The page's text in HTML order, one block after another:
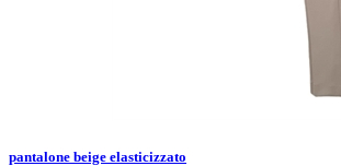
pantalone beige elasticizzato